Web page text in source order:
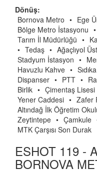
Dönüş:
Bornova Metro • Ege
Bölge Metro İstasyonu •
Tarım İl Müdürlüğü •
• Tedaş • Ağaçlıyol
Stadyum İstasyon •
Havuzlu Kahve •
Dispanser • PTT •
Birlik • Çimentaş Lisesi
Yener Caddesi • Zafer
Altındağ İlk Öğretim
Zeytintepe • Çamkule
MTK Çarşısı Son Durak
ESHOT 119 -
BORNOVA